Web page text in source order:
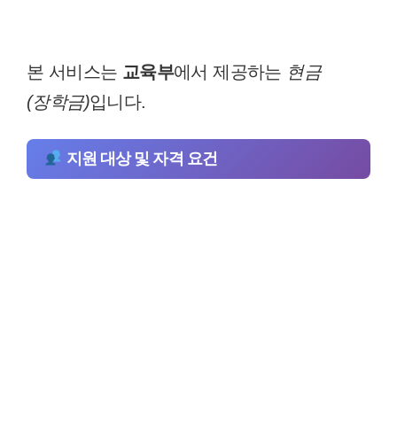
본 서비스는 교육부에서 제공하는 현금
(장학금)입니다.
지원 대상 및 자격 요건